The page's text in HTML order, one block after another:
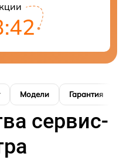
Модели Гарантия
сервис-